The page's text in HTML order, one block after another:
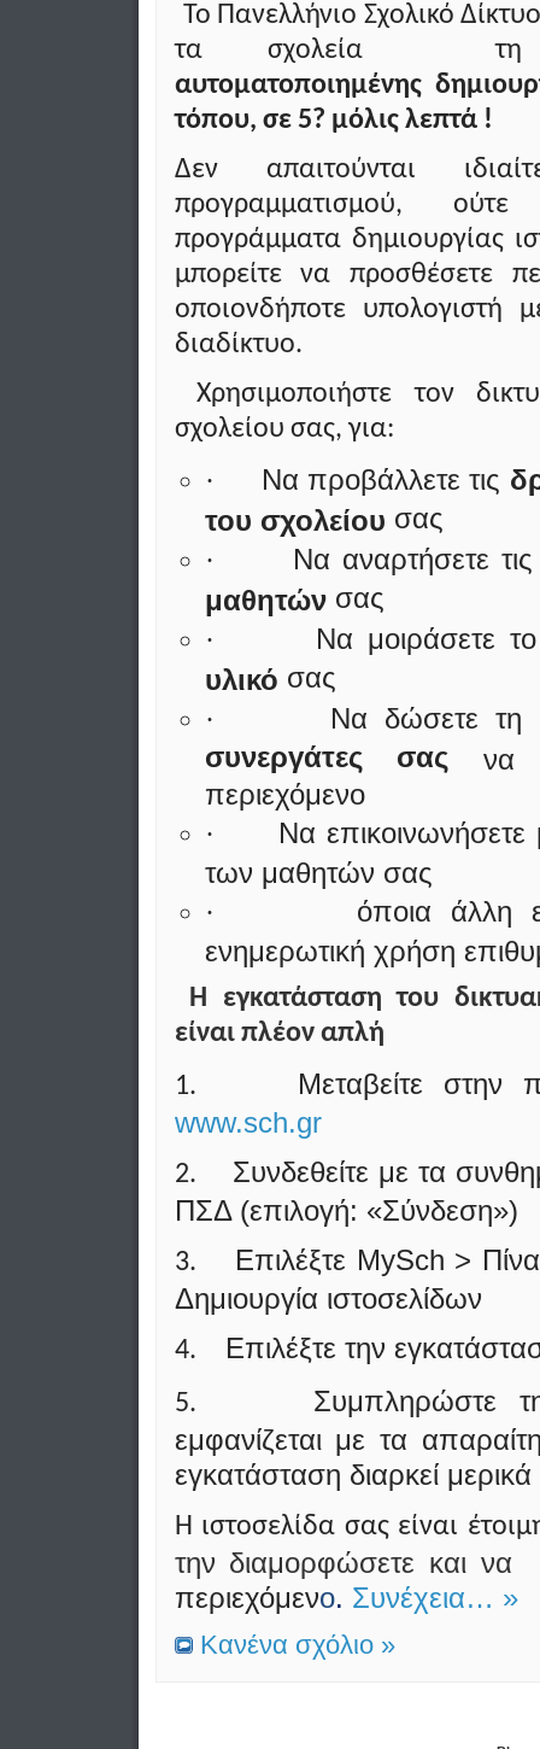
Το Πανελλήνιο Σχολικό
τα σχολεία
αυτοματοποιημένης
τόπου, σε 5? μόλις λεπτά !
Δεν απαιτούνται
προγραμματισμού, ούτε
προγράμματα δημιουργίας
μπορείτε να προσθέσετε
οποιονδήποτε υπολογιστή
διαδίκτυο.
Χρησιμοποιήστε τον
σχολείου σας, για:
· Να προβάλλετε τις
του σχολείου σας
· Να αναρτήσετε
μαθητώνσας
· Να μοιράσετε
υλικό σας
·
Να δώσετε τη
συνεργάτες σας να
περιεχόμενο
· Να
των μαθητών σας
· όποια άλλη
ενημερωτική χρήση
Η εγκατάσταση του
είναι πλέον απλή
1.
Μεταβείτε
www.sch.gr
2.
Συνδεθείτε με τα
ΠΣΔ (επιλογή: «Σύνδεση»)
3. Επιλέξτε MySch >
Δημιουργία ιστοσελίδων
4. Επιλέξτε την
5.
Συμπληρώστε
εμφανίζεται με τα
εγκατάσταση διαρκεί
Η ιστοσελίδα σας είναι
την διαμορφώσετε και να
περιεχόμενο. Συνέχεια… »
Κανένα σχόλιο »